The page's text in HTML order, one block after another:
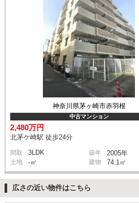
神奈川県茅ヶ崎市赤羽根
中古マンション
2,480万円
北茅ケ崎駅 徒歩24分
間取 3LDK 築年 2005年
土地 -㎡ 建物 74.1㎡
広さの近い物件はこちら